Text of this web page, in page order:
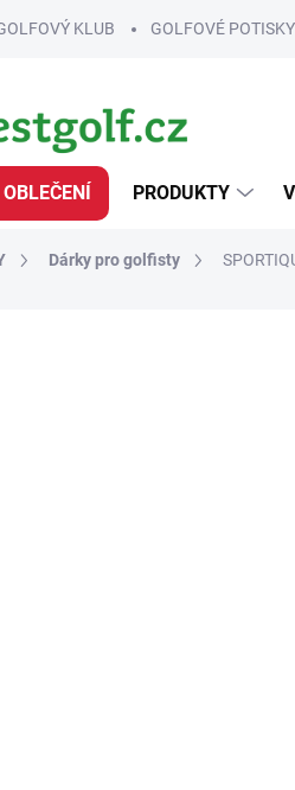
KLUB GOLFOVÉ POTISKY
PRODUKTY
Dárky pro golfisty